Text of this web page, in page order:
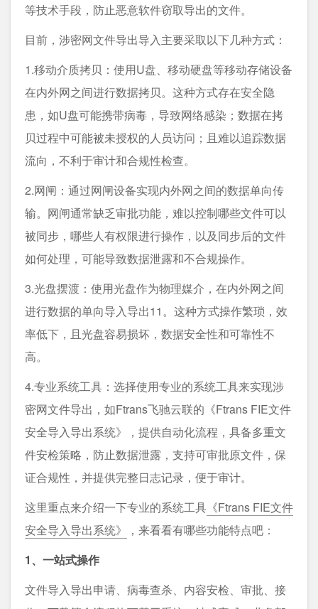
等技术手段，防止恶意软件窃取导出的文件。
目前，涉密网文件导出导入主要采取以下几种方式：
1.移动介质拷贝：使用U盘、移动硬盘等移动存储设备
在内外网之间进行数据拷贝。这种方式存在安全隐
患，如U盘可能携带病毒，导致网络感染；数据在拷
贝过程中可能被未授权的人员访问；且难以追踪数据
流向，不利于审计和合规性检查。
2.网闸：通过网闸设备实现内外网之间的数据单向传
输。网闸通常缺乏审批功能，难以控制哪些文件可以
被同步，哪些人有权限进行操作，以及同步后的文件
如何处理，可能导致数据泄露和不合规操作。
3.光盘摆渡：使用光盘作为物理媒介，在内外网之间
进行数据的单向导入导出11。这种方式操作繁琐，效
率低下，且光盘容易损坏，数据安全性和可靠性不
高。
4.专业系统工具：选择使用专业的系统工具来实现涉
密网文件导出，如Ftrans飞驰云联的《Ftrans FIE文件
安全导入导出系统》，提供自动化流程，具备多重文
件安检策略，防止数据泄露，支持可审批原文件，保
证合规性，并提供完整日志记录，便于审计。
这里重点来介绍一下专业的系统工具 《Ftrans FIE文件
安全导入导出系统》
，来看看有哪些功能特点吧：
1、一站式操作
文件导入导出申请、病毒查杀、内容安检、审批、接